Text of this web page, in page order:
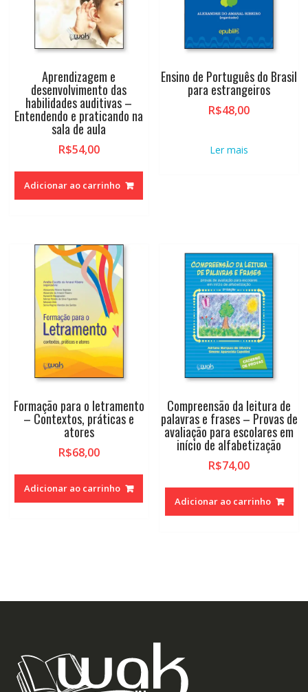
Aprendizagem e
desenvolvimento das
habilidades auditivas –
Entendendo e praticando na
sala de aula
R$54,00
Adicionar ao carrinho
Ensino de Português do Brasil
para estrangeiros
R$48,00
Ler mais
Formação para o letramento
– Contextos, práticas e
atores
R$68,00
Adicionar ao carrinho
Compreensão da leitura de
palavras e frases – Provas de
avaliação para escolares em
início de alfabetização
R$74,00
Adicionar ao carrinho